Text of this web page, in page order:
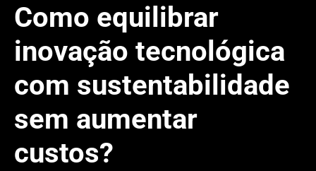
Como equilibrar
inovação tecnológica
com sustentabilidade
sem aumentar
custos?